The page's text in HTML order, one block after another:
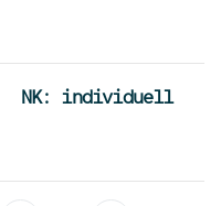
NK: individuell